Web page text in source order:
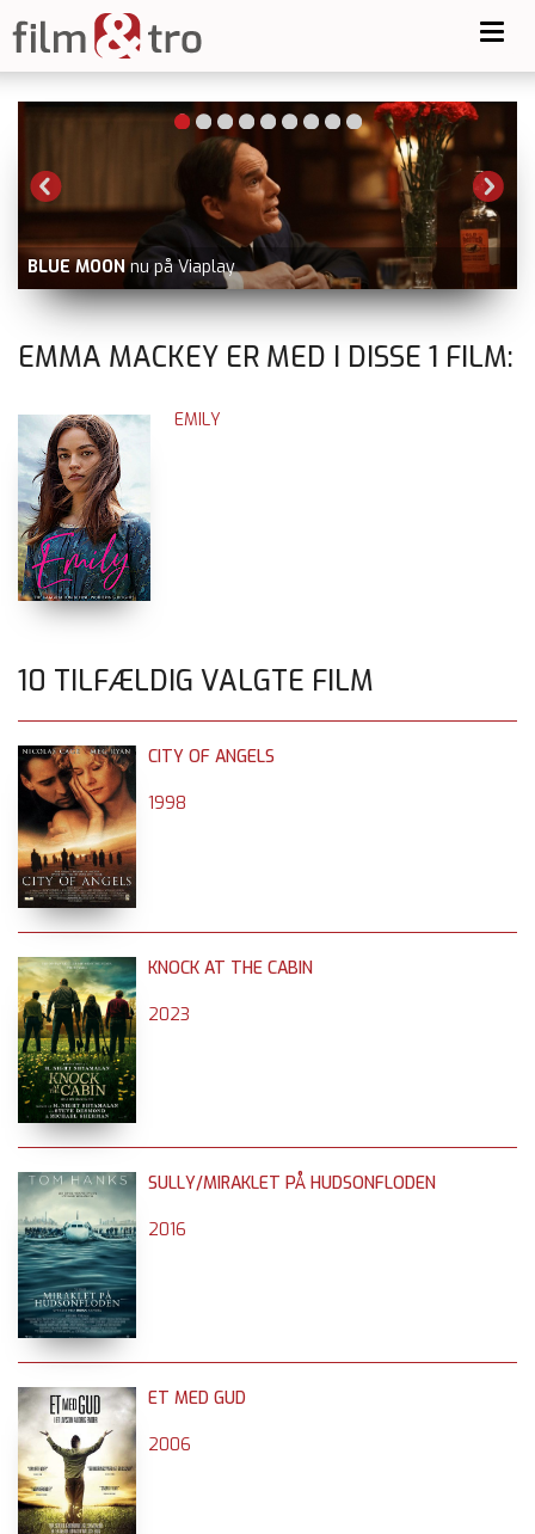
BLUE MOON nu på Viaplay
EMMA MACKEY ER MED I DISSE 1 FILM:
EMILY
10 TILFÆLDIG VALGTE FILM
CITY OF ANGELS
1998
KNOCK AT THE CABIN
2023
SULLY/MIRAKLET PÅ HUDSONFLODEN
2016
ET MED GUD
2006